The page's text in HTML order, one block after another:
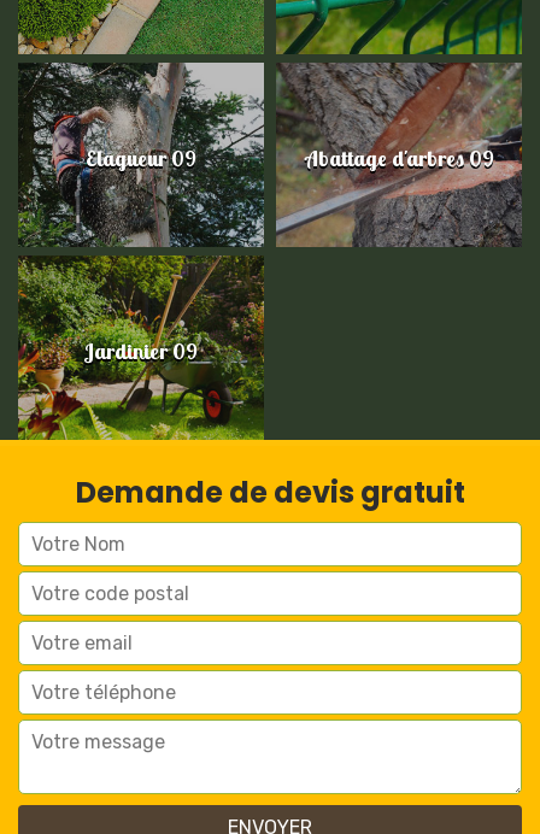
Elagueur 09 Abattage d'arbres 09
Jardinier 09
Demande de devis gratuit